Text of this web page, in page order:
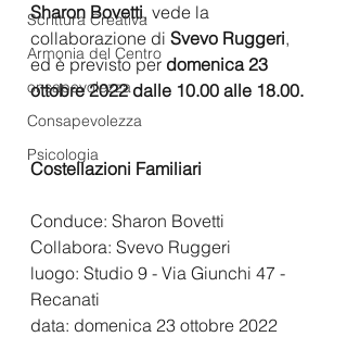
Scrittura Creativa
Armonia del Centro
onsapevolezza
Consapevolezza
Psicologia
Sharon Bovetti, vede la
collaborazione di Svevo Ruggeri,
ed è previsto per domenica 23
ottobre 2022 dalle 10.00 alle 18.00.
Costellazioni Familiari
Conduce: Sharon Bovetti
Collabora: Svevo Ruggeri
luogo: Studio 9 - Via Giunchi 47 -
Recanati
data: domenica 23 ottobre 2022